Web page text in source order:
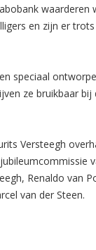
waarderen
en zijn er
speciaal
ze bruikbaar bij
Versteegh
Renaldo van
van der Steen.